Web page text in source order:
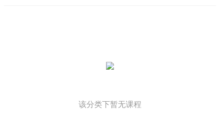
该分类下暂无课程